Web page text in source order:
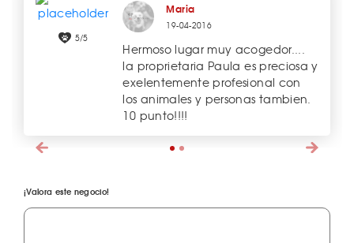
5/5
Maria
19-04-2016
Hermoso lugar muy acogedor....
la proprietaria Paula es preciosa y
exelentemente profesional con
los animales y personas tambien.
10 punto!!!!
¡Valora este negocio!